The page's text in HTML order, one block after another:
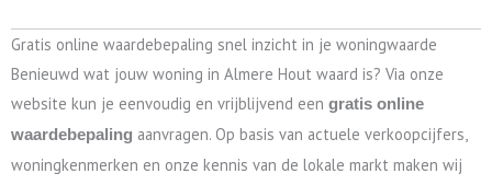
Gratis online waardebepaling snel inzicht in je woningwaarde
Benieuwd wat jouw woning in Almere Hout waard is? Via onze
website kun je eenvoudig en vrijblijvend een gratis online
waardebepaling aanvragen. Op basis van actuele verkoopcijfers,
woningkenmerken en onze kennis van de lokale markt maken wij